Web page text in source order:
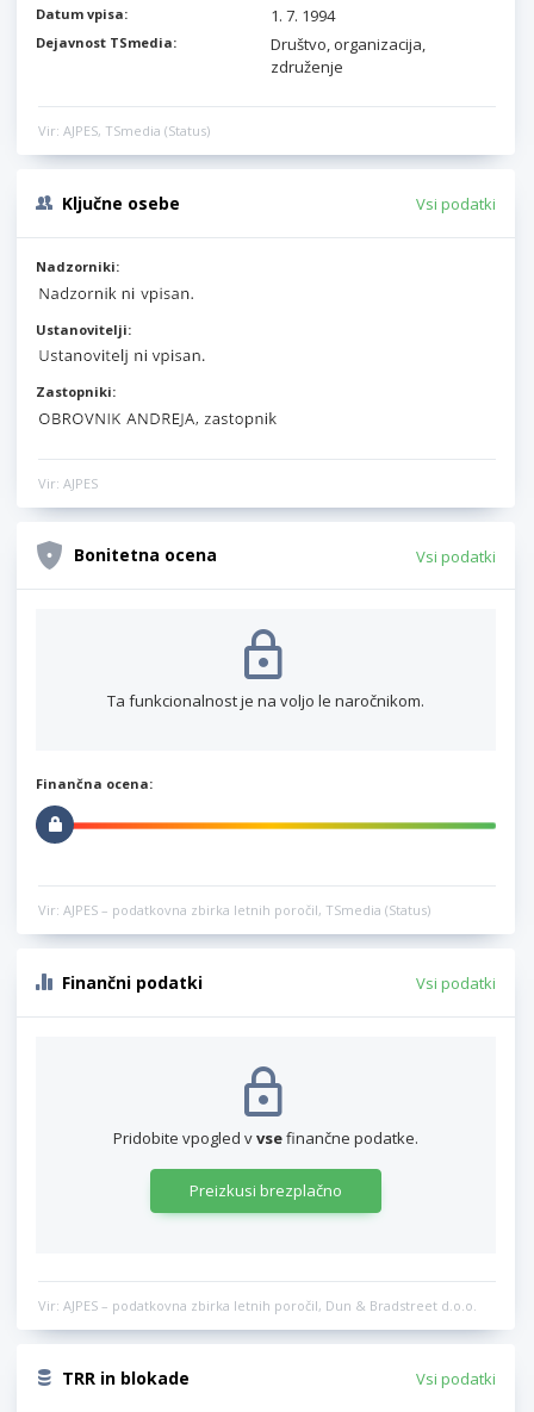
Datum vpisa: 1. 7. 1994
Dejavnost TSmedia:
Društvo, organizacija,
združenje
Vir: AJPES, TSmedia (Status)
Ključne osebe Vsi podatki
Nadzorniki:
Ustanovitelji:
Zastopniki:
Vir: AJPES
Bonitetna ocena Vsi podatki
Ta funkcionalnost je na voljo le naročnikom.
Finančna ocena:
Vir: AJPES – podatkovna zbirka letnih poročil, TSmedia (Status)
Finančni podatki Vsi podatki
Pridobite vpogled vvsefinančne podatke.
Preizkusi brezplačno
Vir: AJPES – podatkovna zbirka letnih poročil, Dun & Bradstreet d.o.o.
TRR in blokade Vsi podatki